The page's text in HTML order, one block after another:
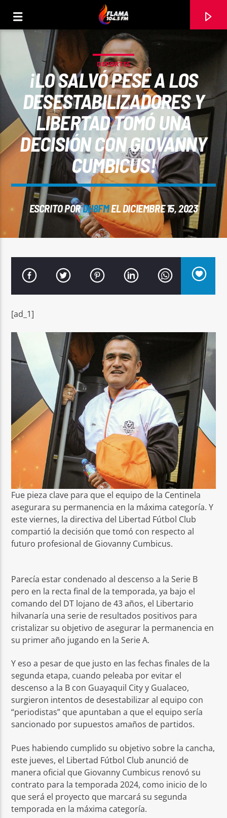
CANCIÓN ACTUAL
TÍTULO
ARTISTA
Señal FM
DEPORTES
¡LO SALVÓ PESE A LOS
DESESTABILIZADORES Y
LIBERTAD TOMÓ UNA
DECISIÓN CON GIOVANNY
CUMBICUS!
ESCRITO PORDH8FMEL DICIEMBRE 15, 2023
[ad_1]
Fue pieza clave para que el equipo de la Centinela
asegurara su permanencia en la máxima categoría. Y
este viernes, la directiva del Libertad Fútbol Club
compartió la decisión que tomó con respecto al
futuro profesional de Giovanny Cumbicus.
Parecía estar condenado al descenso a la Serie B
pero en la recta final de la temporada, ya bajo el
comando del DT lojano de 43 años, el Libertario
hilvanaría una serie de resultados positivos para
cristalizar su objetivo de asegurar la permanencia en
su primer año jugando en la Serie A.
Y eso a pesar de que justo en las fechas finales de la
segunda etapa, cuando peleaba por evitar el
descenso a la B con Guayaquil City y Gualaceo,
surgieron intentos de desestabilizar al equipo con
“periodistas” que apuntaban a que el equipo sería
sancionado por supuestos amaños de partidos.
Pues habiendo cumplido su objetivo sobre la cancha,
este jueves, el Libertad Fútbol Club anunció de
manera oficial que Giovanny Cumbicus renovó su
contrato para la temporada 2024, como inicio de lo
que será el proyecto que marcará su segunda
temporada en la máxima categoría.